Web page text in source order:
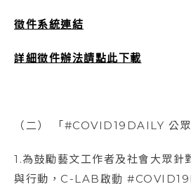
徵件系統連結
詳細徵件辦法請點此下載
（二） 「#COVID19DAILY 公眾
1.為鼓勵藝文工作者及社會大眾針
與行動，C-LAB啟動